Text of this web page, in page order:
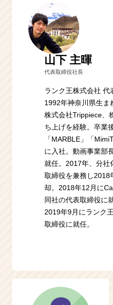
山下 主暉
代表取締役社長
ランク王株式会社 代
1992年神奈川県生ま
株式会社Trippiece、
ち上げを経験。卒業
「MARBLE」「
に入社。動画事業部
就任。2017年、分社
取締役を兼務し2018
却。2018年12月に
同社の代表取締役に
2019年9月にランク
取締役に就任。